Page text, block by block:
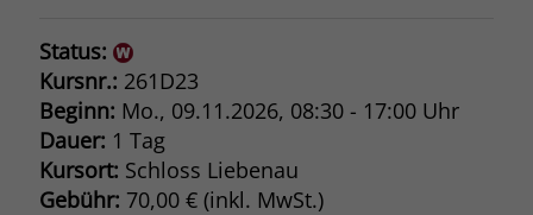
Status:
Kursnr.: 261D23
Beginn: Mo., 09.11.2026, 08:30 - 17:00 Uhr
Dauer: 1 Tag
Kursort: Schloss Liebenau
Gebühr: 70,00 € (inkl. MwSt.)
Zweck
zu speichern und in einer einzigen
Sitzungsaufzeichnung
zusammenzufassen.